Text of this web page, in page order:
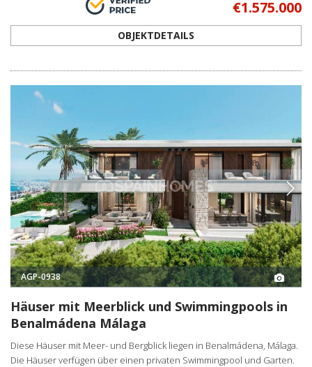
€1.575.000
OBJEKTDETAILS
AGP-0938
Häuser mit Meerblick und Swimmingpools in
Benalmádena Málaga
Diese Häuser mit Meer- und Bergblick liegen in Benalmádena, Málaga.
Die Häuser verfügen über einen privaten Swimmingpool und Garten.